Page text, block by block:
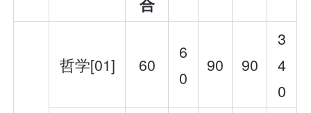
合
哲学[01] 60
6
0
90 90
3
4
0